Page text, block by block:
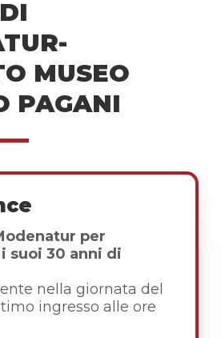
MUSEO
PAGANI
per
suoi 30 anni di
nella giornata del
ingresso alle ore